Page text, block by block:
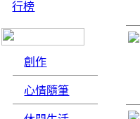
行榜
創作
心情隨筆